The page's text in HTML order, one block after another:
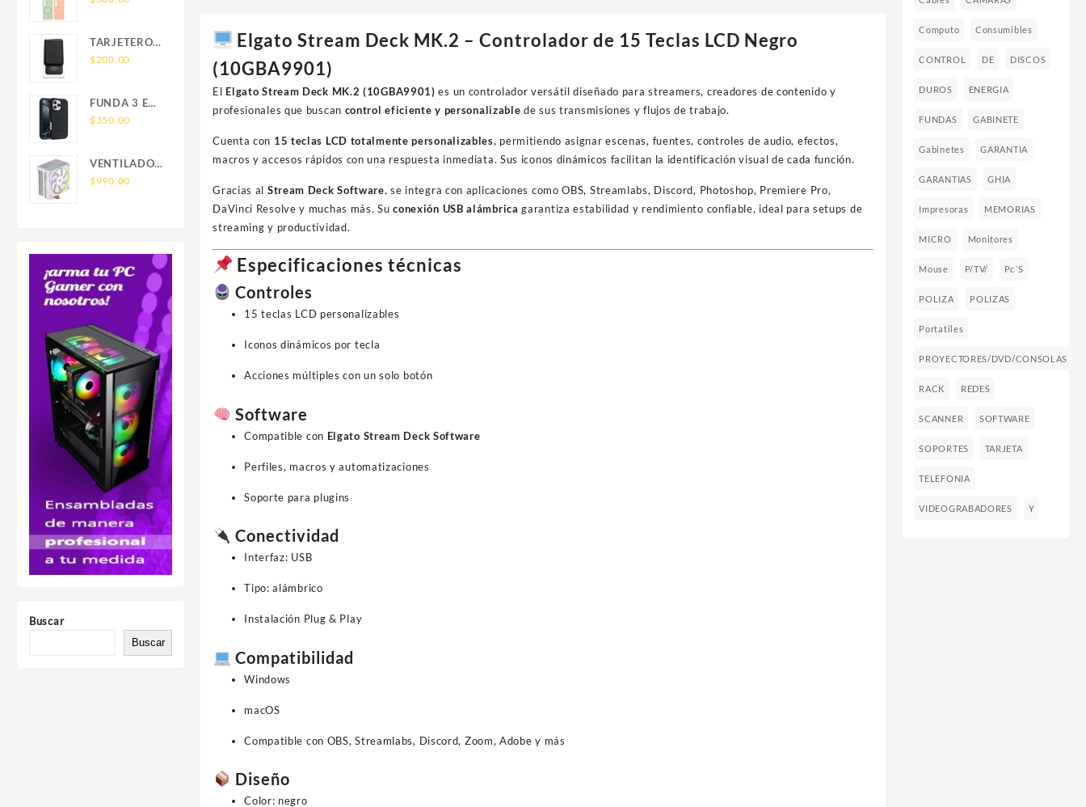
SIN SOPORTE
MAGNETICO
TARJETERO
SIN SOPORTE
LEATHER
WALLET
$200.00
FUNDA 3 EN
1 TIPO
SAM S26
ULTRA
$350.00
VENTILADOR
P/CPU
HEX50,RGB,4
PIPAS,TDP
220W,AMD/INTEL,1*FAN
120MM,PWN
4 PIN+ARGB
3
PIN,BLANCO
$990.00
Buscar
Buscar
Elgato Stream Deck MK.2 – Controlador de 15 Teclas LCD Negro
(10GBA9901)
El Elgato Stream Deck MK.2 (10GBA9901) es un controlador versátil diseñado para streamers, creadores de contenido y
profesionales que buscan control eficiente y personalizable de sus transmisiones y flujos de trabajo.
Cuenta con 15 teclas LCD totalmente personalizables, permitiendo asignar escenas, fuentes, controles de audio, efectos,
macros y accesos rápidos con una respuesta inmediata. Sus iconos dinámicos facilitan la identificación visual de cada función.
Gracias al Stream Deck Software, se integra con aplicaciones como OBS, Streamlabs, Discord, Photoshop, Premiere Pro,
DaVinci Resolve y muchas más. Suconexión USB alámbrica garantiza estabilidad y rendimiento confiable, ideal para setups de
streaming y productividad.
Especificaciones técnicas
Controles
15 teclas LCD personalizables
Iconos dinámicos por tecla
Acciones múltiples con un solo botón
Software
Compatible con Elgato Stream Deck Software
Perfiles, macros y automatizaciones
Soporte para plugins
Conectividad
Interfaz: USB
Tipo: alámbrico
Instalación Plug & Play
Compatibilidad
Windows
macOS
Compatible con OBS, Streamlabs, Discord, Zoom, Adobe y más
Diseño
Color: negro
Computo Consumibles
CONTROL DE DISCOS
DUROS ENERGIA
FUNDAS GABINETE
Gabinetes GARANTIA
GARANTIAS GHIA
Impresoras MEMORIAS
MICRO Monitores
Mouse P/TV/ Pc´s
POLIZA POLIZAS
Portatiles
PROYECTORES/DVD/CONSOLAS
RACK REDES
SCANNER SOFTWARE
SOPORTES TARJETA
TELEFONIA
VIDEOGRABADORES Y